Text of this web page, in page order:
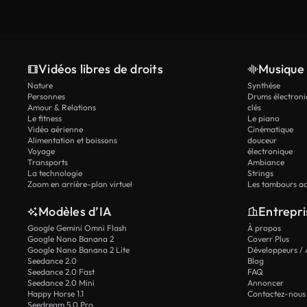
Vidéos libres de droits
Nature
Personnes
Amour & Relations
Le fitness
Vidéo aérienne
Alimentation et boissons
Voyage
Transports
La technologie
Zoom en arrière-plan virtuel
Synthèse
Drums
clés
Le piano
Cinématique
douceur
électronique
Ambiance
Strings
Les tambours
Modèles d’IA
Google Gemini Omni Flash
Google Nano Banana 2
Google Nano Banana 2 Lite
Seedance 2.0
Seedance 2.0 Fast
Seedance 2.0 Mini
Happy Horse 1.1
Seedream 5.0 Pro
À propos
Coverr Plus
Développeurs /
Blog
FAQ
Annoncer
Contactez-nous